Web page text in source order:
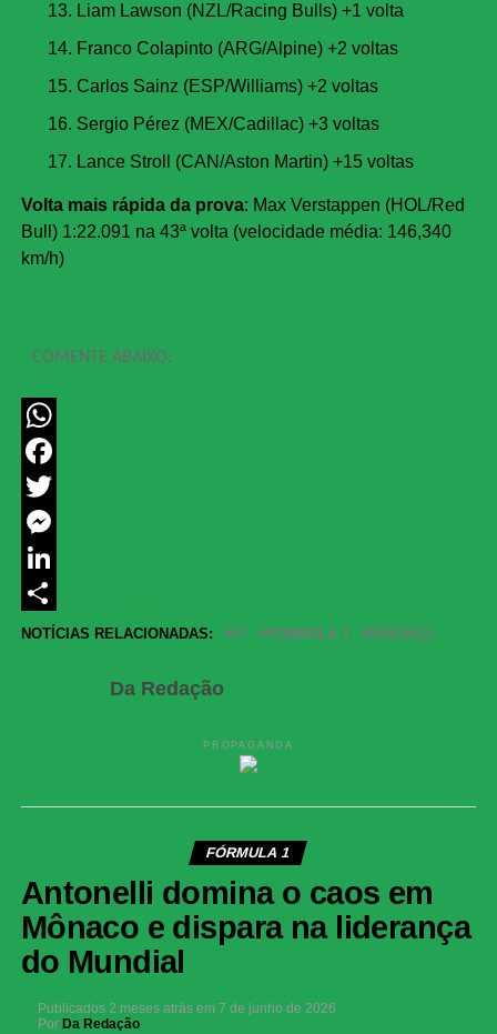
Liam Lawson (NZL/Racing Bulls) +1 volta
Franco Colapinto (ARG/Alpine) +2 voltas
Carlos Sainz (ESP/Williams) +2 voltas
Sergio Pérez (MEX/Cadillac) +3 voltas
Lance Stroll (CAN/Aston Martin) +15 voltas
Volta mais rápida da prova: Max Verstappen (HOL/Red
Bull) 1:22.091 na 43ª volta (velocidade média: 146,340
km/h)
COMENTE ABAIXO:
WhatsApp
Facebook
Twitter
Messenger
LinkedIn
Share
NOTÍCIAS RELACIONADAS: F! FORMULA 1 RUSSELL
Da Redação
PROPAGANDA
FÓRMULA 1
Antonelli domina o caos em
Mônaco e dispara na liderança
do Mundial
Publicados 2 meses atrás em 7 de junho de 2026
Por Da Redação